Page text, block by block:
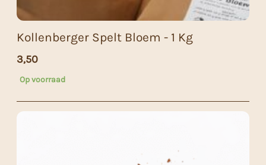
Kollenberger Spelt Bloem - 1 Kg
3,50
Op voorraad